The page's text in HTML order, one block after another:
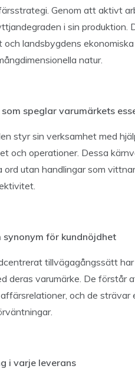
Genom att aktivt
i sin produktion.
och landsbygdens
natur.
speglar varumärkets
styr sin verksamhet med
och operationer. Dessa
ord utan handlingar som
synonym för kundnöjdhet
tillvägagångssätt
deras varumärke. De förstår
och de
i varje leverans